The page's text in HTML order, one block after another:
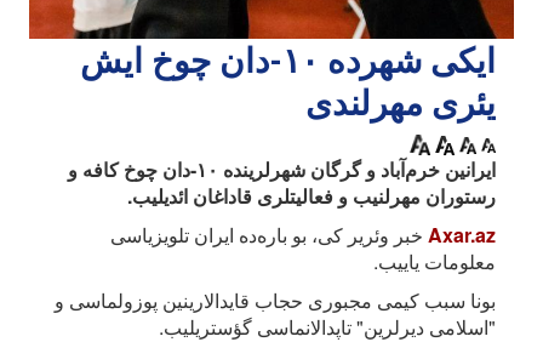
ایکی شهرده ۱۰-دان چوخ ایش
یئری مهرلندی
ایرانین خرم‌آباد و گرگان شهرلرینده ۱۰-دان چوخ کافه و
رستوران مهرلنیب و فعالیتلری قاداغان ائدیلیب.
Axar.az خبر وئریر کی، بو باره‌ده ایران تلویزیاسی
معلومات یاییب.
بونا سبب کیمی مجبوری حجاب قایدالارینین پوزولماسی و
"اسلامی دیرلرین" تاپدالانماسی گؤستریلیب.